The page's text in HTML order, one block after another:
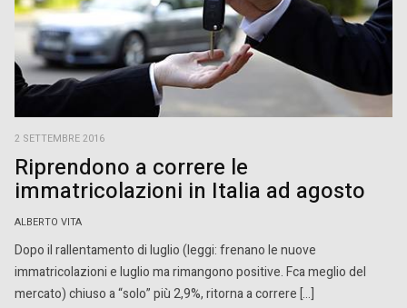
2 SETTEMBRE 2016
Riprendono a correre le
immatricolazioni in Italia ad agosto
ALBERTO VITA
Dopo il rallentamento di luglio (leggi: frenano le nuove
immatricolazioni e luglio ma rimangono positive. Fca meglio del
mercato) chiuso a “solo” più 2,9%, ritorna a correre […]